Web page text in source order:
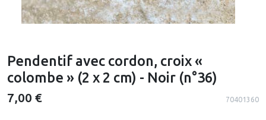
Pendentif avec cordon, croix «
colombe » (2 x 2 cm) - Noir (n°36)
7,00 € 70401360